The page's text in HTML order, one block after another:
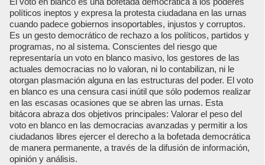
políticos ineptos y expresa la protesta ciudadana en las urnas
cuando padece gobiernos insoportables, injustos y corruptos.
Es un gesto democrático de rechazo a los políticos, partidos y
programas, no al sistema. Conscientes del riesgo que
representaría un voto en blanco masivo, los gestores de las
actuales democracias no lo valoran, ni lo contabilizan, ni le
otorgan plasmación alguna en las estructuras del poder. El voto
en blanco es una censura casi inútil que sólo podemos realizar
en las escasas ocasiones que se abren las urnas. Esta
bitácora abraza dos objetivos principales: Valorar el peso del
voto en blanco en las democracias avanzadas y permitir a los
ciudadanos libres ejercer el derecho a la bofetada democrática
de manera permanente, a través de la difusión de información,
opinión y análisis.